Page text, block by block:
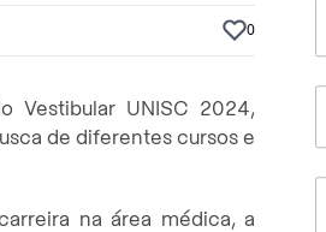
0
Vestibular UNISC 2024,
de diferentes cursos e
na área médica, a